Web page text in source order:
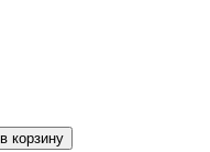
в корзину